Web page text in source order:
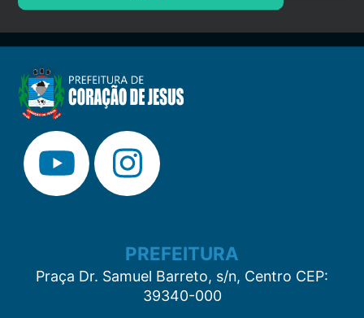
PREFEITURA
Praça Dr. Samuel Barreto, s/n, Centro CEP:
39340-000